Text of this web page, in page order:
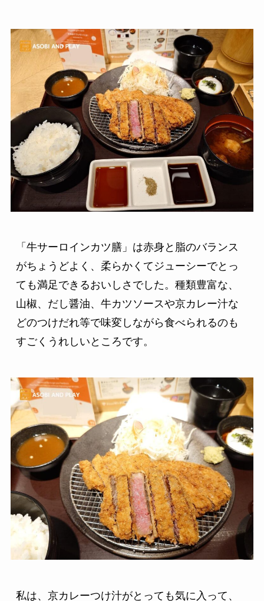
「牛サーロインカツ膳」は赤身と脂のバランス
がちょうどよく、柔らかくてジューシーでとっ
ても満足できるおいしさでした。種類豊富な、
山椒、だし醤油、牛カツソースや京カレー汁な
どのつけだれ等で味変しながら食べられるのも
すごくうれしいところです。
私は、京カレーつけ汁がとっても気に入って、